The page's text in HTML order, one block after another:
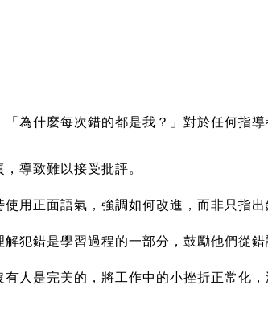
為什麼每次錯的都是我？」對於任何指導
導致難以接受批評。
使用正面語氣，強調如何改進，而非只指出
解犯錯是學習過程的一部分，鼓勵他們從錯
有人是完美的，將工作中的小挫折正常化，